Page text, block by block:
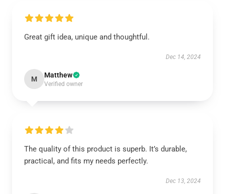
Great gift idea, unique and thoughtful.
Dec 14, 2024
M Matthew
Verified owner
The quality of this product is superb. It’s durable,
practical, and fits my needs perfectly.
Dec 13, 2024